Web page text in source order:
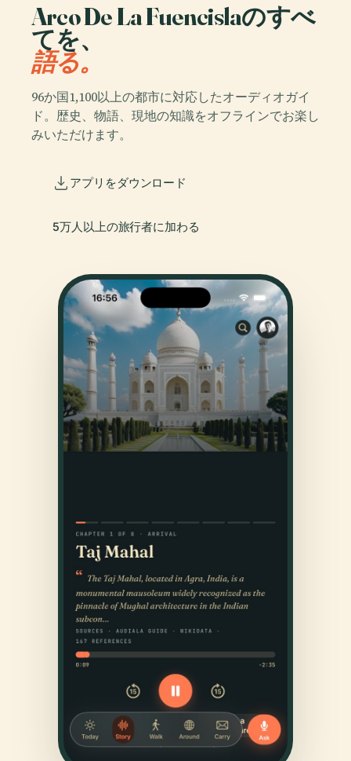
Arco De La Fuencislaのすべ
てを、
語る。
96か国1,100以上の都市に対応したオーディオガイ
ド。歴史、物語、現地の知識をオフラインでお楽し
みいただけます。
アプリをダウンロード
5万人以上の旅行者に加わる